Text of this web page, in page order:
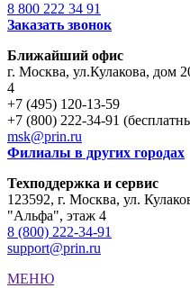
8 800 222 34 91
Заказать звонок
Ближайший офис
г. Москва, ул.Кулакова, дом
4
+7 (495) 120-13-59
+7 (800) 222-34-91
msk@prin.ru
Филиалы в других городах
Техподдержка и сервис
123592, г. Москва, ул.
"Альфа", этаж 4
8 (800) 222-34-91
support@prin.ru
МЕНЮ